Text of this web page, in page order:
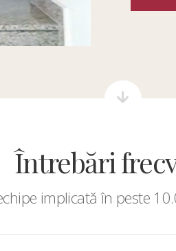
Întrebări
implicată în peste